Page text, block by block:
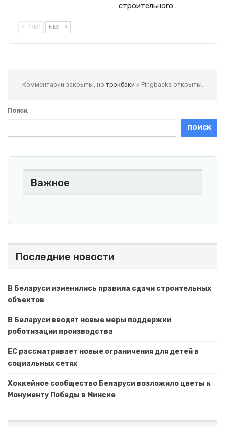
строительного…
PREV NEXT
Комментарии закрыты, но трэкбэки и Pingbacks открыты.
Поиск
ПОИСК
Важное
Последние новости
В Беларуси изменились правила сдачи строительных
объектов
В Беларуси вводят новые меры поддержки
роботизации производства
ЕС рассматривает новые ограничения для детей в
социальных сетях
Хоккейное сообщество Беларуси возложило цветы к
Монументу Победы в Минске